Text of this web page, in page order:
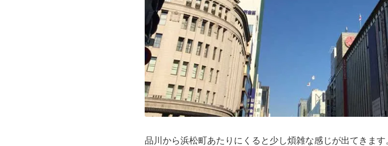
品川から浜松町あたりにくると少し煩雑な感じが出てきま